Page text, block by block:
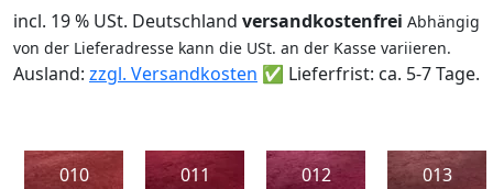
incl. 19 % USt. Deutschland versandkostenfrei Abhängig
von der Lieferadresse kann die USt. an der Kasse variieren.
Ausland: zzgl. Versandkosten ✅ Lieferfrist: ca. 5-7 Tage.
010
011
012
013